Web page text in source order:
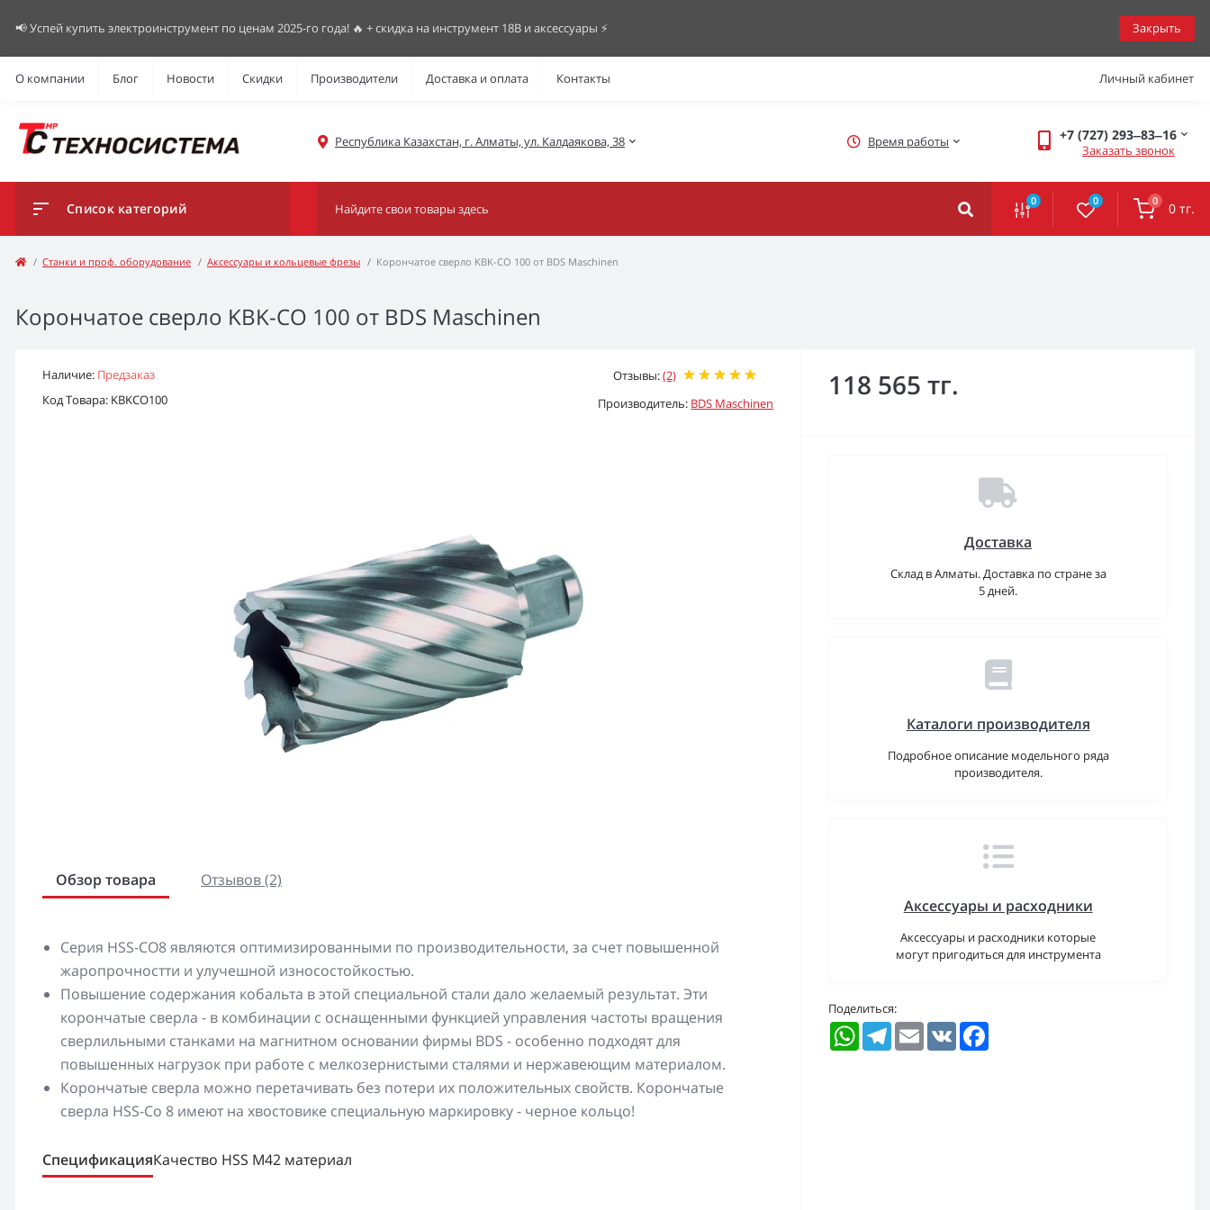
📢 Успей купить электроинструмент по ценам 2025-го года! 🔥 + скидка на инструмент 18В и аксессуары ⚡️ Закрыть
О компании Блог Новости Скидки Производители Доставка и оплата Контакты Личный кабинет
Республика Казахстан, г. Алматы, ул. Калдаякова, 38 Время работы +7 (727) 293‒83‒16
Заказать звонок
Список категорий 0 0 0 0 тг.
Станки и проф. оборудование Аксессуары и кольцевые фрезы Корончатое сверло KBK-CO 100 от BDS Maschinen
Корончатое сверло KBK-CO 100 от BDS Maschinen
Наличие: Предзаказ
Код Товара: KBKCO100
Отзывы:(2)
Производитель: BDS Maschinen
Обзор товара Отзывов (2)
Серия HSS-CO8 являются оптимизированными по производительности, за счет повышенной
жаропрочностти и улучешной износостойкостью.
Повышение содержания кобальта в этой специальной стали дало желаемый результат. Эти
корончатые сверла - в комбинации с оснащенными функцией управления частоты вращения
сверлильными станками на магнитном основании фирмы BDS - особенно подходят для
повышенных нагрузок при работе с мелкозернистыми сталями и нержавеющим материалом.
Корончатые сверла можно перетачивать без потери их положительных свойств. Корончатые
сверла HSS-Co 8 имеют на хвостовике специальную маркировку - черное кольцо!
СпецификацияКачество HSS M42 материал
118 565 тг.
Доставка
Склад в Алматы. Доставка по стране за
5 дней.
Каталоги производителя
Подробное описание модельного ряда
производителя.
Аксессуары и расходники
Аксессуары и расходники которые
могут пригодиться для инструмента
Поделиться:
WhatsAppTelegramEmail VK